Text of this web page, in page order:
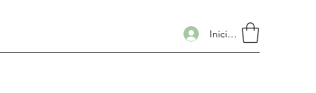
Iniciar sesión